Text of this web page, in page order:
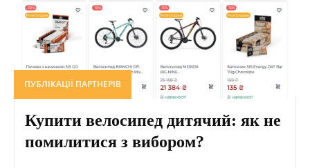
ПУБЛІКАЦІЇ ПАРТНЕРІВ
Купити велосипед дитячий: як не
помилитися з вибором?